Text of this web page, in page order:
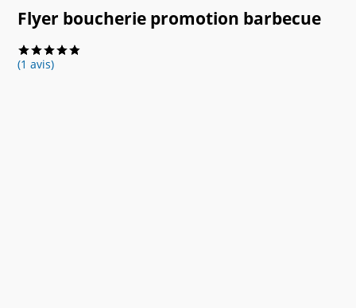
Flyer boucherie promotion barbecue
(1 avis)